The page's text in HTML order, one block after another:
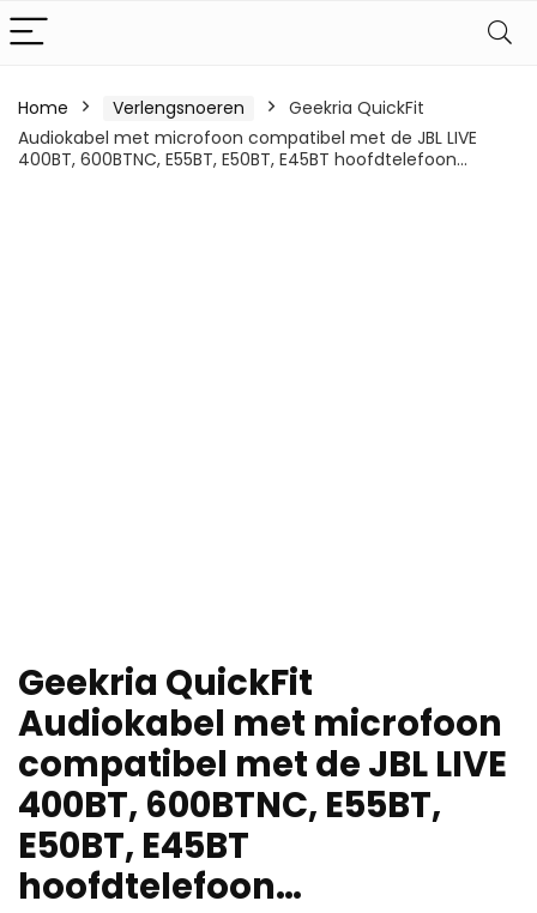
Home Verlengsnoeren
Geekria QuickFit
Audiokabel met microfoon compatibel met de JBL LIVE
400BT, 600BTNC, E55BT, E50BT, E45BT hoofdtelefoon…
Geekria QuickFit
Audiokabel met microfoon
compatibel met de JBL LIVE
400BT, 600BTNC, E55BT,
E50BT, E45BT
hoofdtelefoon…